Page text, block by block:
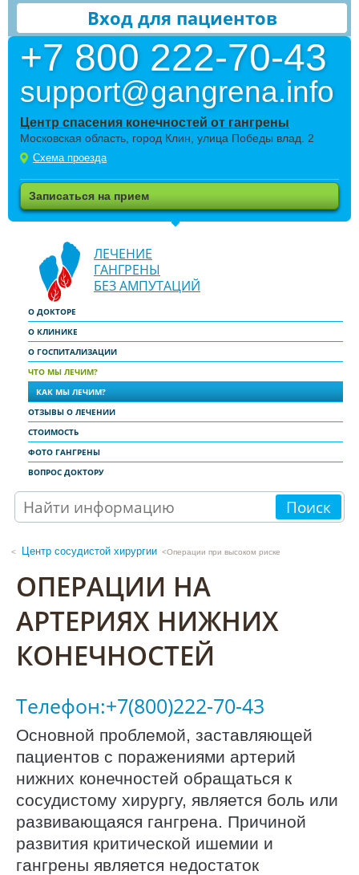
Вход для пациентов
+7 800 222-70-43
support@gangrena.info
Центр спасения конечностей от гангрены
Московская область, город Клин, улица Победы влад. 2
Схема проезда
Записаться на прием
ЛЕЧЕНИЕ
ГАНГРЕНЫ
БЕЗ АМПУТАЦИЙ
О ДОКТОРЕ
О КЛИНИКЕ
О ГОСПИТАЛИЗАЦИИ
ЧТО МЫ ЛЕЧИМ?
КАК МЫ ЛЕЧИМ?
ОТЗЫВЫ О ЛЕЧЕНИИ
СТОИМОСТЬ
ФОТО ГАНГРЕНЫ
ВОПРОС ДОКТОРУ
Поиск
Центр сосудистой хирургии <Операции при высоком риске
ОПЕРАЦИИ НА
АРТЕРИЯХ НИЖНИХ
КОНЕЧНОСТЕЙ
Телефон:+7(800)222-70-43
Основной проблемой, заставляющей
пациентов с поражениями артерий
нижних конечностей обращаться к
сосудистому хирургу, является боль или
развивающаяся гангрена. Причиной
развития критической ишемии и
гангрены является недостаток